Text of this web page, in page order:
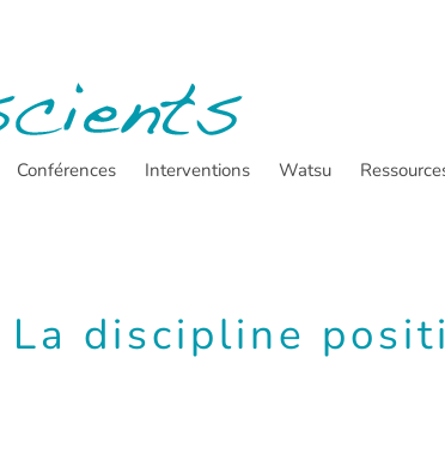
Conférences Interventions Watsu
discipline